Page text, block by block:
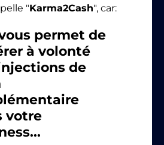
"Karma2Cash", car:
permet de
à volonté
de
votre